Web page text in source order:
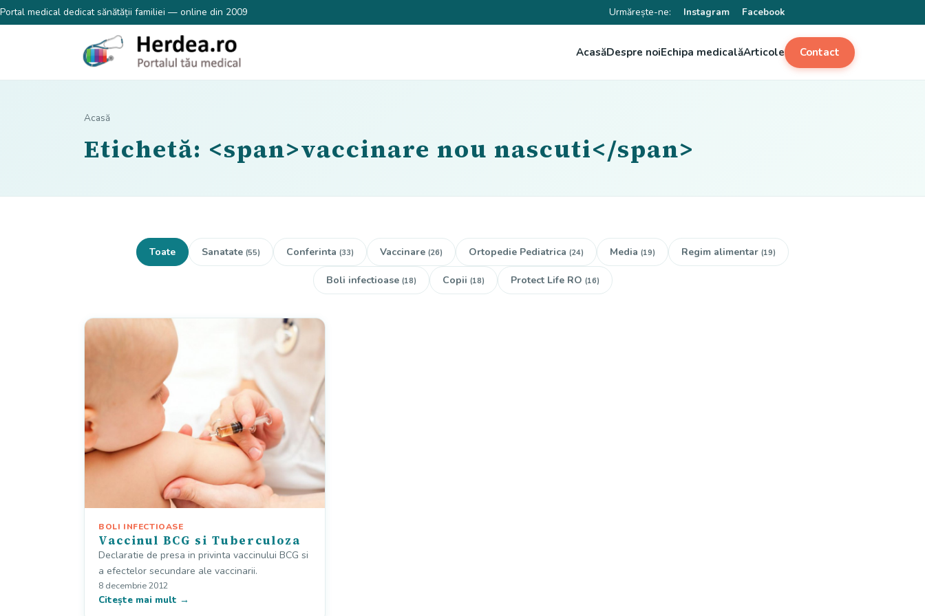
Portal medical dedicat sănătății familiei — online din 2009 Urmărește-ne: Instagram Facebook
AcasăDespre noiEchipa medicalăArticole Contact
Acasă
Etichetă: <span>vaccinare nou nascuti</span>
Toate Sanatate (55) Conferinta (33) Vaccinare (26) Ortopedie Pediatrica (24) Media (19) Regim alimentar (19)
Boli infectioase (18) Copii (18) Protect Life RO (16)
BOLI INFECTIOASE
Vaccinul BCG si Tuberculoza
Declaratie de presa in privinta vaccinului BCG si
a efectelor secundare ale vaccinarii.
8 decembrie 2012
Citește mai mult →